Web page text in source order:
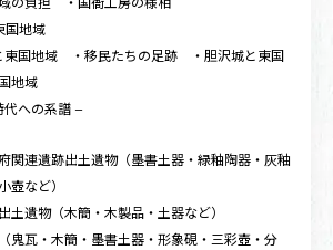
国地域
東国地域 ・移民たちの足跡 ・胆沢城と東国
地域
への系譜 –
関連遺跡出土遺物（墨書土器・緑釉陶器・灰釉
壺など）
土遺物（木簡・木製品・土器など）
鬼瓦・木簡・墨書土器・形象硯・三彩壺・分